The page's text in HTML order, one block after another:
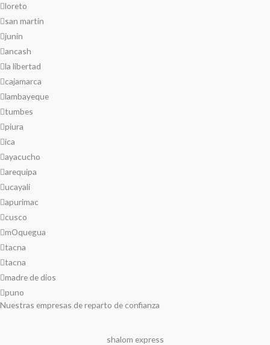
loreto
san martin
junin
ancash
la libertad
cajamarca
lambayeque
tumbes
piura
ica
ayacucho
arequipa
ucayali
apurimac
cusco
mOquegua
tacna
tacna
madre de dios
puno
Nuestras empresas de reparto de confianza
shalom express